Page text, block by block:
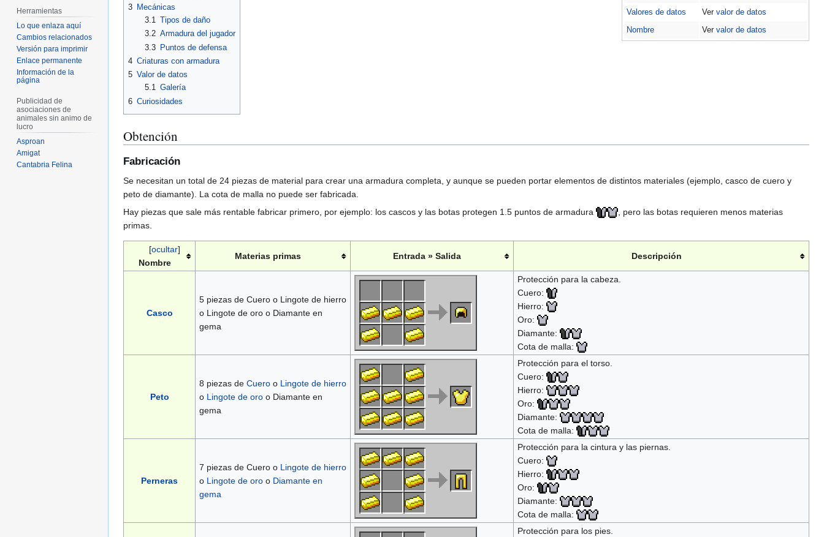
Valores de datos Ver valor de datos
Nombre Ver valor de datos
3 Mecánicas
3.1 Tipos de daño
3.2 Armadura del jugador
3.3 Puntos de defensa
4 Criaturas con armadura
5 Valor de datos
5.1 Galería
6 Curiosidades
Obtención
Fabricación
Se necesitan un total de 24 piezas de material para crear una armadura completa, y aunque se pueden portar elementos de distintos materiales (ejemplo, casco de cuero y
peto de diamante). La cota de malla no puede ser fabricada.
Hay piezas que sale más rentable fabricar primero, por ejemplo: los cascos y las botas protegen 1.5 puntos de armadura
, pero las botas requieren menos materias
primas.
[ocultar]
Nombre
Materias primas Entrada » Salida Descripción
Casco
5 piezas de Cuero o Lingote de hierro
o Lingote de oro o Diamante en
gema
Protección para la cabeza.
Cuero:
Hierro:
Oro:
Diamante:
Cota de malla:
Peto
8 piezas de Cueroo Lingote de hierro
o Lingote de oroo Diamante en
gema
Protección para el torso.
Cuero:
Hierro:
Oro:
Diamante:
Cota de malla:
Perneras
7 piezas de Cuero o Lingote de hierro
o Lingote de oroo Diamante en
gema
Protección para la cintura y las piernas.
Cuero:
Hierro:
Oro:
Diamante:
Cota de malla:
Protección para los pies.
Herramientas
Lo que enlaza aquí
Cambios relacionados
Versión para imprimir
Enlace permanente
Información de la
página
Publicidad de
asociaciones de
animales sin animo de
lucro
Asproan
Amigat
Cantabria Felina